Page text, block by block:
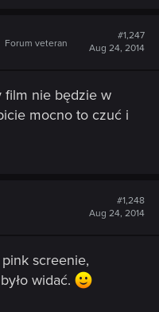
Forum veteran
#1,247
Aug 24, 2014
film nie będzie w
mocno to czuć i
#1,248
Aug 24, 2014
screenie,
widać.